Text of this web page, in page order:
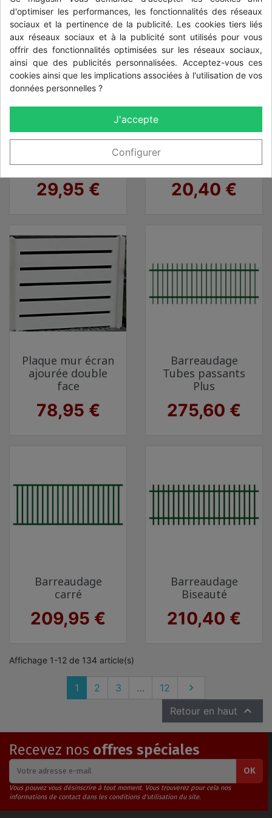
soubassement
béton
Prix
29,95 €
fil 5/5 mm
Prix
20,40 €
Plaque mur écran
ajourée double
face
Prix
78,95 €
Barreaudage
Tubes passants
Plus
Prix
275,60 €
Barreaudage
carré
Prix
209,95 €
Barreaudage
Biseauté
Prix
210,40 €
Affichage 1-12 de 134 article(s)
1 2 3 … 12 Suivant

Retour en haut 
Recevez nos offres spéciales
OK
Vous pouvez vous désinscrire à tout moment. Vous trouverez pour cela nos
informations de contact dans les conditions d'utilisation du site.
d'optimiser les performances, les fonctionnalités des réseaux
sociaux et la pertinence de la publicité. Les cookies tiers liés
aux réseaux sociaux et à la publicité sont utilisés pour vous
offrir des fonctionnalités optimisées sur les réseaux sociaux,
ainsi que des publicités personnalisées. Acceptez-vous ces
cookies ainsi que les implications associées à l'utilisation de vos
données personnelles ?
J'accepte
Configurer